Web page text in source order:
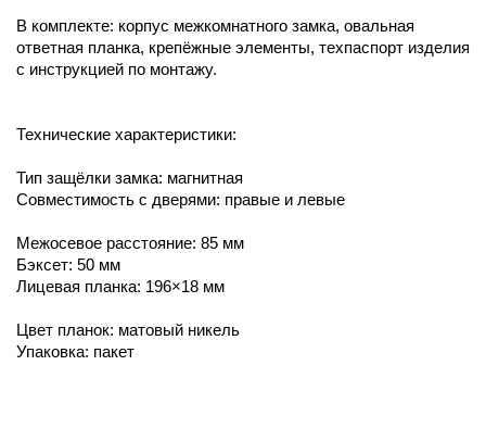
В комплекте: корпус межкомнатного замка, овальная
ответная планка, крепёжные элементы, техпаспорт изделия
с инструкцией по монтажу.
Технические характеристики:
Тип защёлки замка: магнитная
Совместимость с дверями: правые и левые
Межосевое расстояние: 85 мм
Бэксет: 50 мм
Лицевая планка: 196×18 мм
Цвет планок: матовый никель
Упаковка: пакет